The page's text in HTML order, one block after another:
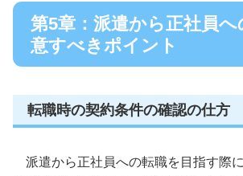
第5章：派遣から正社員
意すべきポイント
転職時の契約条件の確認の仕方
派遣から正社員への転職を目指す際